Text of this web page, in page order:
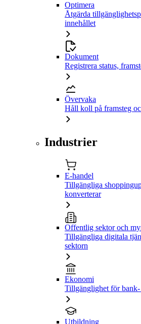
Optimera
Åtgärda
innehållet
Dokument
Registrera status,
Övervaka
Håll koll på framsteg
Industrier
E-handel
Tillgängliga
konverterar
Offentlig sektor och
Tillgängliga digitala
sektorn
Ekonomi
Tillgänglighet för
Utbildning